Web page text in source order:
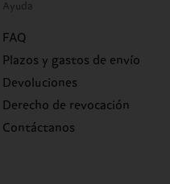
Ayuda
FAQ
Plazos y gastos de envío
Devoluciones
Derecho de revocación
Contáctanos